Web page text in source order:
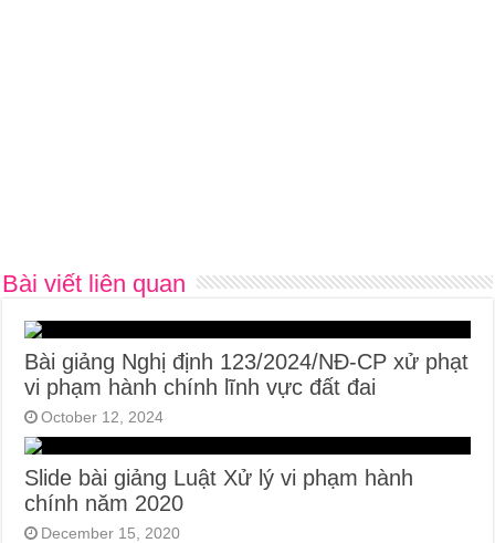
Bài viết liên quan
Bài giảng Nghị định 123/2024/NĐ-CP xử phạt
vi phạm hành chính lĩnh vực đất đai
October 12, 2024
Slide bài giảng Luật Xử lý vi phạm hành
chính năm 2020
December 15, 2020